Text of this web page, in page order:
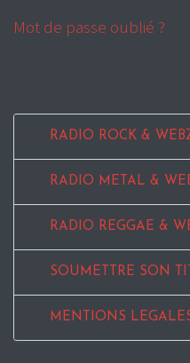
Mot de passe oublié ?
RADIO ROCK &
RADIO METAL &
RADIO REGGAE &
SOUMETTRE SON
MENTIONS